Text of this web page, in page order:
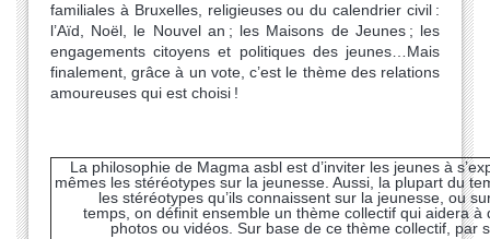
familiales à Bruxelles, religieuses ou du calendrier civil :
l’Aïd, Noël, le Nouvel an ; les Maisons de Jeunes ; les
engagements citoyens et politiques des jeunes…Mais
finalement, grâce à un vote, c’est le thème des relations
amoureuses qui est choisi !
La philosophie de Magma asbl est d’inviter les jeunes à
mêmes les stéréotypes sur la jeunesse. Aussi, la plupart du
les stéréotypes qu’ils connaissent sur la jeunesse, ou
temps, on définit ensemble un thème collectif qui aidera
photos ou vidéos. Sur base de ce thème collectif,